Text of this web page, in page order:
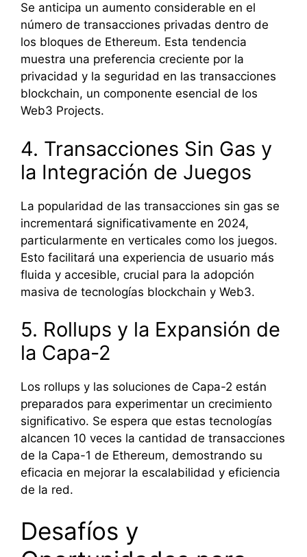
Se anticipa un aumento considerable en el
número de transacciones privadas dentro de
los bloques de Ethereum. Esta tendencia
muestra una preferencia creciente por la
privacidad y la seguridad en las transacciones
blockchain, un componente esencial de los
Web3 Projects.
4. Transacciones Sin Gas y
la Integración de Juegos
La popularidad de las transacciones sin gas se
incrementará significativamente en 2024,
particularmente en verticales como los juegos.
Esto facilitará una experiencia de usuario más
fluida y accesible, crucial para la adopción
masiva de tecnologías blockchain y Web3.
5. Rollups y la Expansión de
la Capa-2
Los rollups y las soluciones de Capa-2 están
preparados para experimentar un crecimiento
significativo. Se espera que estas tecnologías
alcancen 10 veces la cantidad de transacciones
de la Capa-1 de Ethereum, demostrando su
eficacia en mejorar la escalabilidad y eficiencia
de la red.
Desafíos y